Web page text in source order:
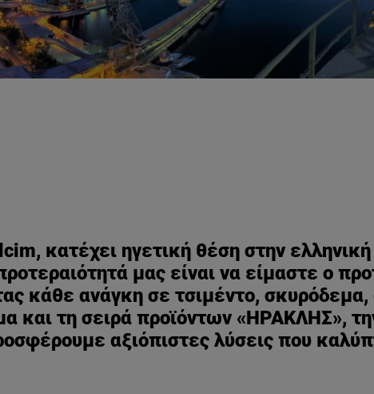
κατέχει ηγετική θέση στην
μας είναι να είμαστε ο
κάθε ανάγκη σε τσιμέντο, σκυρόδεμα,
και τη σειρά προϊόντων «ΗΡΑΚΛΗΣ»,
αξιόπιστες λύσεις που